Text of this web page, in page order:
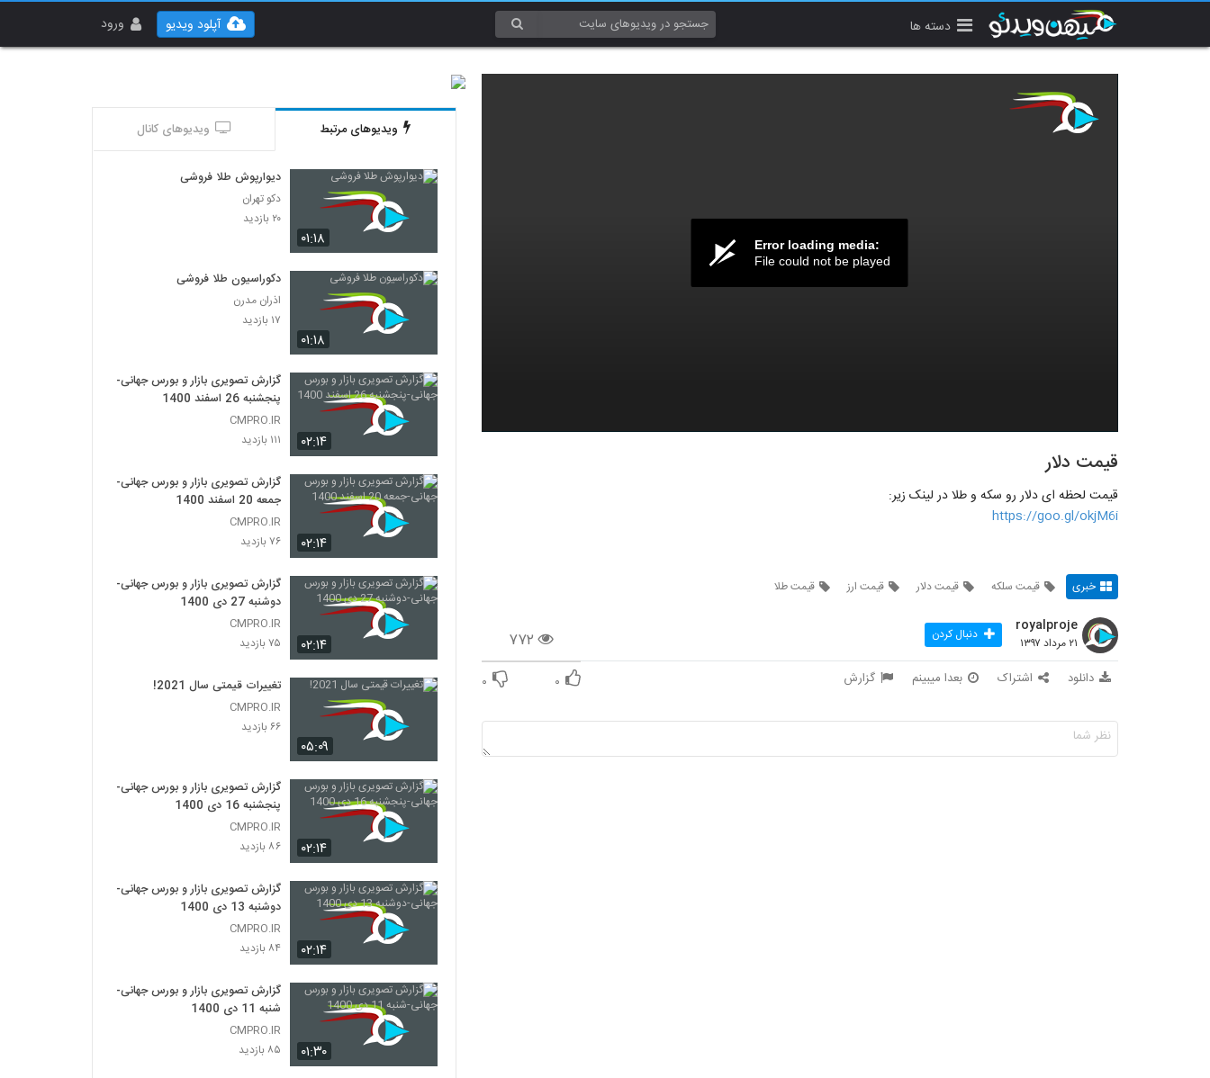
دسته ها ورود آپلود ویدیو
Error loading media:
File could not be played
قیمت دلار
قیمت لحظه ای دلار رو سکه و طلا در لینک زیر:
https://goo.gl/okjM6i
خبری قیمت سلکه قیمت دلار قیمت ارز قیمت طلا
۷۷۲
royalproje
۲۱ مرداد ۱۳۹۷ دنبال کردن
دانلود اشتراک بعدا میبینم گزارش ۰ ۰
ویدیوهای مرتبط ویدیوهای کانال
۰۱:۱۸
دیوارپوش طلا فروشی
دکو تهران
۲۰ بازدید
۰۱:۱۸
دکوراسیون طلا فروشی
اذران مدرن
۱۷ بازدید
۰۲:۱۴
گزارش تصویری بازار و بورس جهانی-
پنجشنبه 26 اسفند 1400
CMPRO.IR
۱۱۱ بازدید
۰۲:۱۴
گزارش تصویری بازار و بورس جهانی-
جمعه 20 اسفند 1400
CMPRO.IR
۷۶ بازدید
۰۲:۱۴
گزارش تصویری بازار و بورس جهانی-
دوشنبه 27 دی 1400
CMPRO.IR
۷۵ بازدید
۰۵:۰۹
تغییرات قیمتی سال 2021!
CMPRO.IR
۶۶ بازدید
۰۲:۱۴
گزارش تصویری بازار و بورس جهانی-
پنجشنبه 16 دی 1400
CMPRO.IR
۸۶ بازدید
۰۲:۱۴
گزارش تصویری بازار و بورس جهانی-
دوشنبه 13 دی 1400
CMPRO.IR
۸۴ بازدید
۰۱:۳۰
گزارش تصویری بازار و بورس جهانی-
شنبه 11 دی 1400
CMPRO.IR
۸۵ بازدید